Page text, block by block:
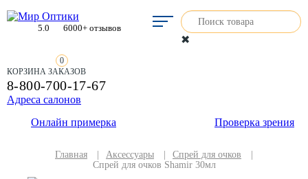
5.0 6000+ отзывов
8-800-700-17-67
Адреса салонов
0
КОРЗИНА ЗАКАЗОВ
✖
Онлайн примерка Проверка зрения
Главная Аксессуары Спрей для очков
Спрей для очков Shamir 30мл